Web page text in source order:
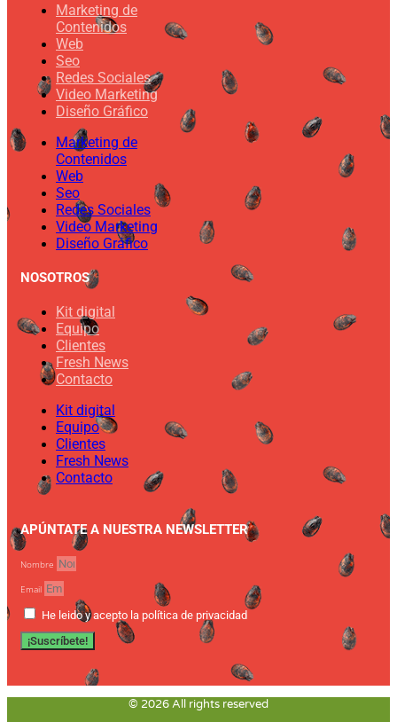
Marketing de
Contenidos
Web
Seo
Redes Sociales
Video Marketing
Diseño Gráfico
Marketing de
Contenidos
Web
Seo
Redes Sociales
Video Marketing
Diseño Gráfico
NOSOTROS
Kit digital
Equipo
Clientes
Fresh News
Contacto
Kit digital
Equipo
Clientes
Fresh News
Contacto
APÚNTATE A NUESTRA NEWSLETTER
Nombre
Email
He leido y acepto la política de privacidad
¡Suscríbete!
© 2026 All rights reserved